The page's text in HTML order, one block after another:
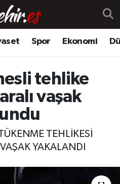
Spor Ekonomi
tehlike
vaşak
TEHLİKESİ
YAKALANDI